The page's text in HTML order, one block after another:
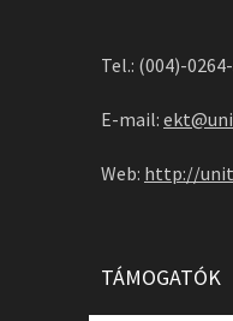
Tel.: (004)-
E-mail:
Web: http://
TÁMOGATÓK